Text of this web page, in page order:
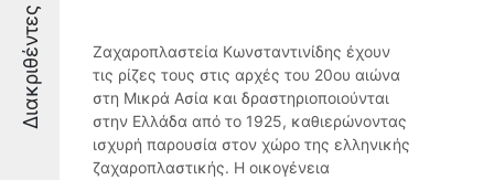
Διακριθέντες
Ζαχαροπλαστεία Κωνσταντινίδης έχουν
τις ρίζες τους στις αρχές του 20ου αιώνα
στη Μικρά Ασία και δραστηριοποιούνται
στην Ελλάδα από το 1925, καθιερώνοντας
ισχυρή παρουσία στον χώρο της ελληνικής
ζαχαροπλαστικής. Η οικογένεια